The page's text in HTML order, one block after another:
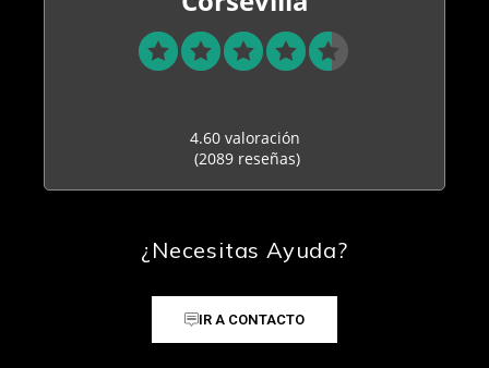
4.60 valoración
(2089 reseñas)
¿Necesitas Ayuda?
IR A CONTACTO